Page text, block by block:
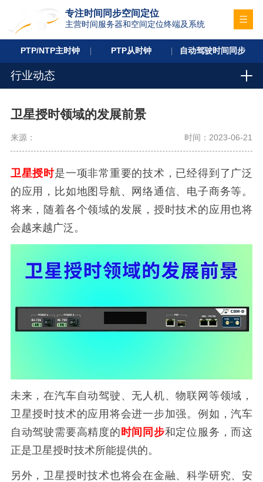
专注时间同步空间定位
主营时间服务器和空间定位终端及系统
PTP/NTP主时钟 PTP从时钟 自动驾驶时间同步
行业动态
卫星授时领域的发展前景
来源： 时间：2023-06-21
卫星授时是一项非常重要的技术，已经得到了广泛
的应用，比如地图导航、网络通信、电子商务等。
将来，随着各个领域的发展，授时技术的应用也将
会越来越广泛。
未来，在汽车自动驾驶、无人机、物联网等领域，
卫星授时技术的应用将会进一步加强。例如，汽车
自动驾驶需要高精度的 时间同步和定位服务，而这
正是卫星授时技术所能提供的。
另外，卫星授时技术也将会在金融、科学研究、安